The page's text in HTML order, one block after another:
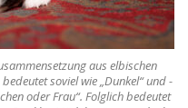
aus elbischen
soviel wie „Dunkel“ und -
oder Frau“. Folglich bedeutet